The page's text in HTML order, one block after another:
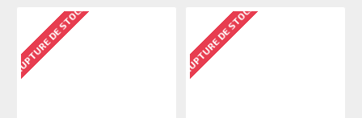
RUPTURE DE STOCK RUPTURE DE STOCK